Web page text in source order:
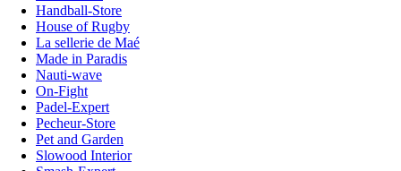
Handball-Store
House of Rugby
La sellerie de Maé
Made in Paradis
Nauti-wave
On-Fight
Padel-Expert
Pecheur-Store
Pet and Garden
Slowood Interior